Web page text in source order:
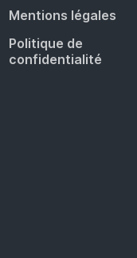
Mentions légales
Politique de
confidentialité